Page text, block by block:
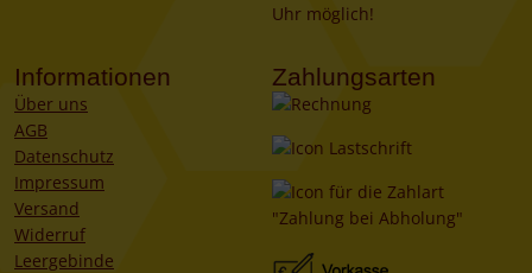
Uhr möglich!
Informationen
Über uns
AGB
Datenschutz
Impressum
Versand
Widerruf
Leergebinde
Zahlungsarten